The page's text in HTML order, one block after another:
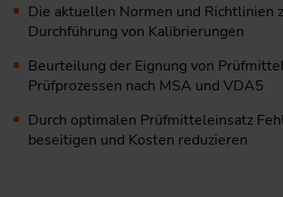
Die aktuellen Normen und Richtlinien
Durchführung von Kalibrierungen
Beurteilung der Eignung von
Prüfprozessen nach MSA und VDA5
Durch optimalen Prüfmitteleinsatz
beseitigen und Kosten reduzieren